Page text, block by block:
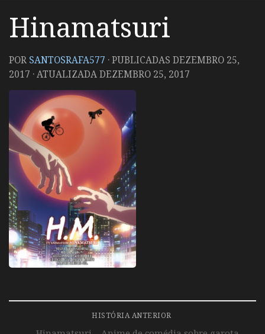
Hinamatsuri
POR SANTOSRAFA577 · PUBLICADAS DEZEMBRO 25,
2017 · ATUALIZADADEZEMBRO 25, 2017
HISTÓRIA ANTERIOR